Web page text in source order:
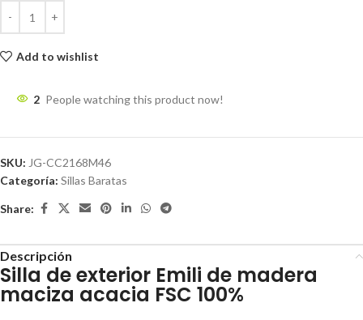
Add to wishlist
2 People watching this product now!
SKU: JG-CC2168M46
Categoría: Sillas Baratas
Share:
Descripción
Silla de exterior Emili de madera
maciza acacia FSC 100%